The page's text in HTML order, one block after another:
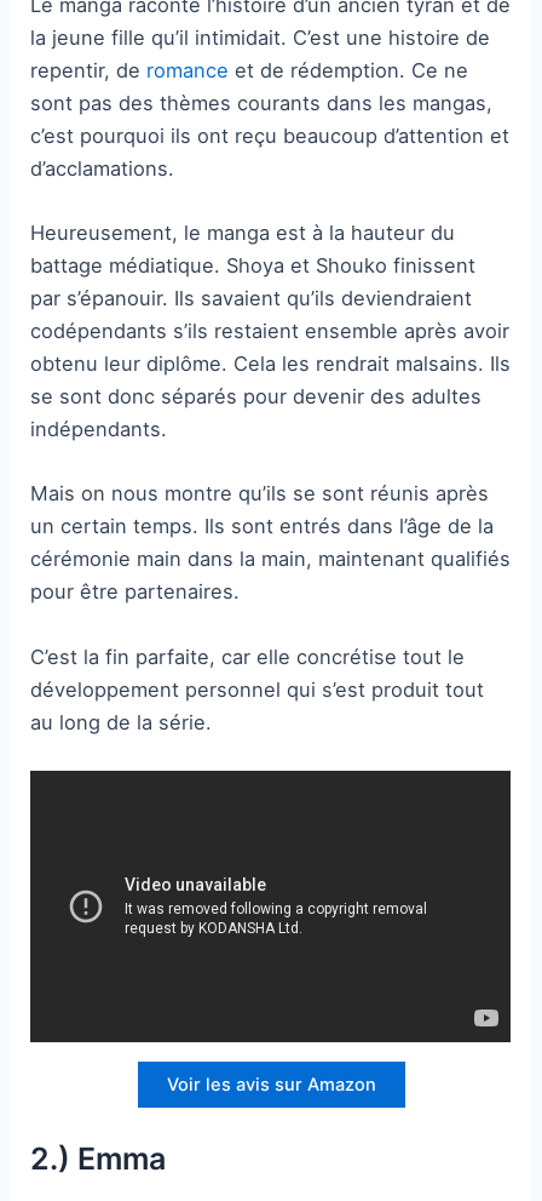
la jeune fille qu’il intimidait. C’est une histoire de
repentir, de romance et de rédemption. Ce ne
sont pas des thèmes courants dans les mangas,
c’est pourquoi ils ont reçu beaucoup d’attention et
d’acclamations.
Heureusement, le manga est à la hauteur du
battage médiatique. Shoya et Shouko finissent
par s’épanouir. Ils savaient qu’ils deviendraient
codépendants s’ils restaient ensemble après avoir
obtenu leur diplôme. Cela les rendrait malsains. Ils
se sont donc séparés pour devenir des adultes
indépendants.
Mais on nous montre qu’ils se sont réunis après
un certain temps. Ils sont entrés dans l’âge de la
cérémonie main dans la main, maintenant qualifiés
pour être partenaires.
C’est la fin parfaite, car elle concrétise tout le
développement personnel qui s’est produit tout
au long de la série.
Voir les avis sur Amazon
2.) Emma